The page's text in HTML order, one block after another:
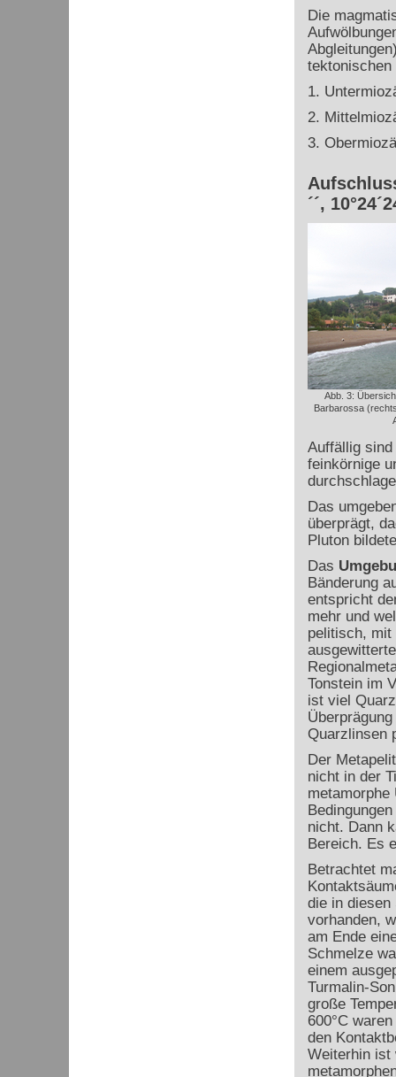
Die
tektonischen
1.
2.
3.
´´,
Abb. 3:
Barbarossa
Auffällig sind
feinkörnige
Das
überprägt,
Pluton
Das
Bänderung
entspricht
mehr und
pelitisch, mit
Tonstein im
ist viel
Quarzlinsen
Der
nicht in der
nicht. Dann
Bereich. Es
Betrachtet
die in diesen
vorhanden,
am Ende
Schmelze
einem
Turmalin-
große
600°C
den
Weiterhin ist